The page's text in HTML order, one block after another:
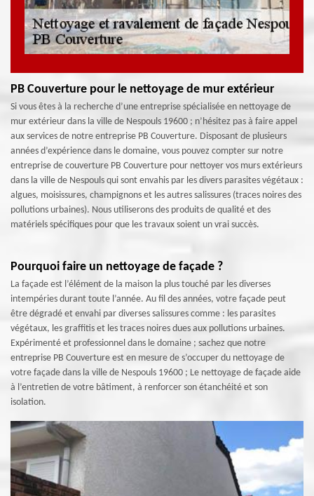
PB Couverture pour le nettoyage de mur extérieur
Si vous êtes à la recherche d’une entreprise spécialisée en nettoyage de
mur extérieur dans la ville de Nespouls 19600 ; n’hésitez pas à faire appel
aux services de notre entreprise PB Couverture. Disposant de plusieurs
années d’expérience dans le domaine, vous pouvez compter sur notre
entreprise de couverture PB Couverture pour nettoyer vos murs extérieurs
dans la ville de Nespouls qui sont envahis par les divers parasites végétaux :
algues, moisissures, champignons et les autres salissures (traces noires des
pollutions urbaines). Nous utiliserons des produits de qualité et des
matériels spécifiques pour que les travaux soient un vrai succès.
Pourquoi faire un nettoyage de façade ?
La façade est l’élément de la maison la plus touché par les diverses
intempéries durant toute l’année. Au fil des années, votre façade peut
être dégradé et envahi par diverses salissures comme : les parasites
végétaux, les graffitis et les traces noires dues aux pollutions urbaines.
Expérimenté et professionnel dans le domaine ; sachez que notre
entreprise PB Couverture est en mesure de s’occuper du nettoyage de
votre façade dans la ville de Nespouls 19600 ; Le nettoyage de façade aide
à l’entretien de votre bâtiment, à renforcer son étanchéité et son
isolation.